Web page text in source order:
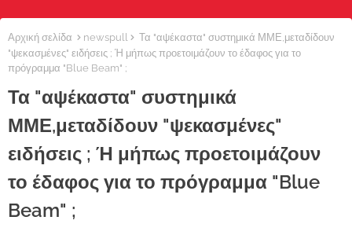
Αρχική σελίδα newspull
Τα "αψέκαστα" συστημικά ΜΜΕ,μεταδίδουν
"ψεκασμένες" ειδήσεις ; Ή μήπως προετοιμάζουν το έδαφος για το
πρόγραμμα "Blue Beam" ;
Τα "αψέκαστα" συστημικά
ΜΜΕ,μεταδίδουν "ψεκασμένες"
ειδήσεις ; Ή μήπως προετοιμάζουν
το έδαφος για το πρόγραμμα "Blue
Beam" ;